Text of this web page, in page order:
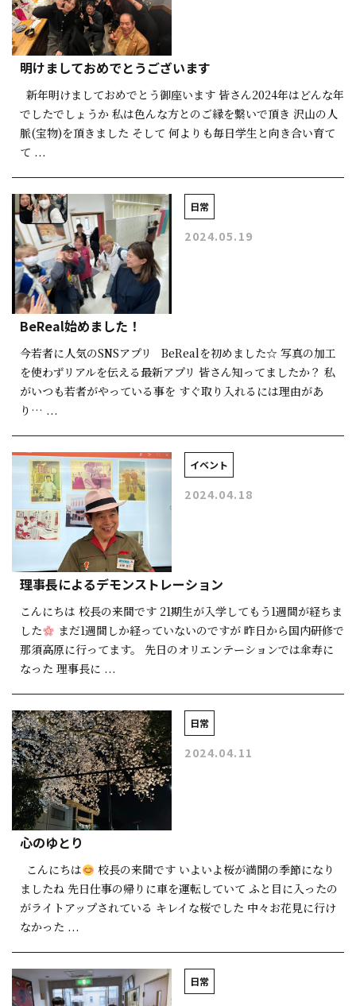
明けましておめでとうございます
新年明けましておめでとう御座います 皆さん2024年はどんな年
でしたでしょうか 私は色んな方とのご縁を繋いで頂き 沢山の人
脈(宝物)を頂きました そして 何よりも毎日学生と向き合い育て
て ...
日常
2024.05.19
BeReal始めました！
今若者に人気のSNSアプリ BeRealを初めました☆ 写真の加工
を使わずリアルを伝える最新アプリ 皆さん知ってましたか？ 私
がいつも若者がやっている事を すぐ取り入れるには理由があ
り… ...
イベント
2024.04.18
理事長によるデモンストレーション
こんにちは 校長の来間です 21期生が入学してもう1週間が経ちま
した
まだ1週間しか経っていないのですが 昨日から国内研修で
那須高原に行ってます。 先日のオリエンテーションでは傘寿に
なった 理事長に ...
日常
2024.04.11
心のゆとり
こんにちは
校長の来間です いよいよ桜が満開の季節になり
ましたね 先日仕事の帰りに車を運転していて ふと目に入ったの
がライトアップされている キレイな桜でした 中々お花見に行け
なかった ...
日常